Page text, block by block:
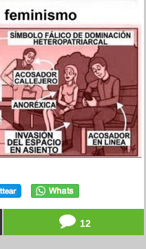
12